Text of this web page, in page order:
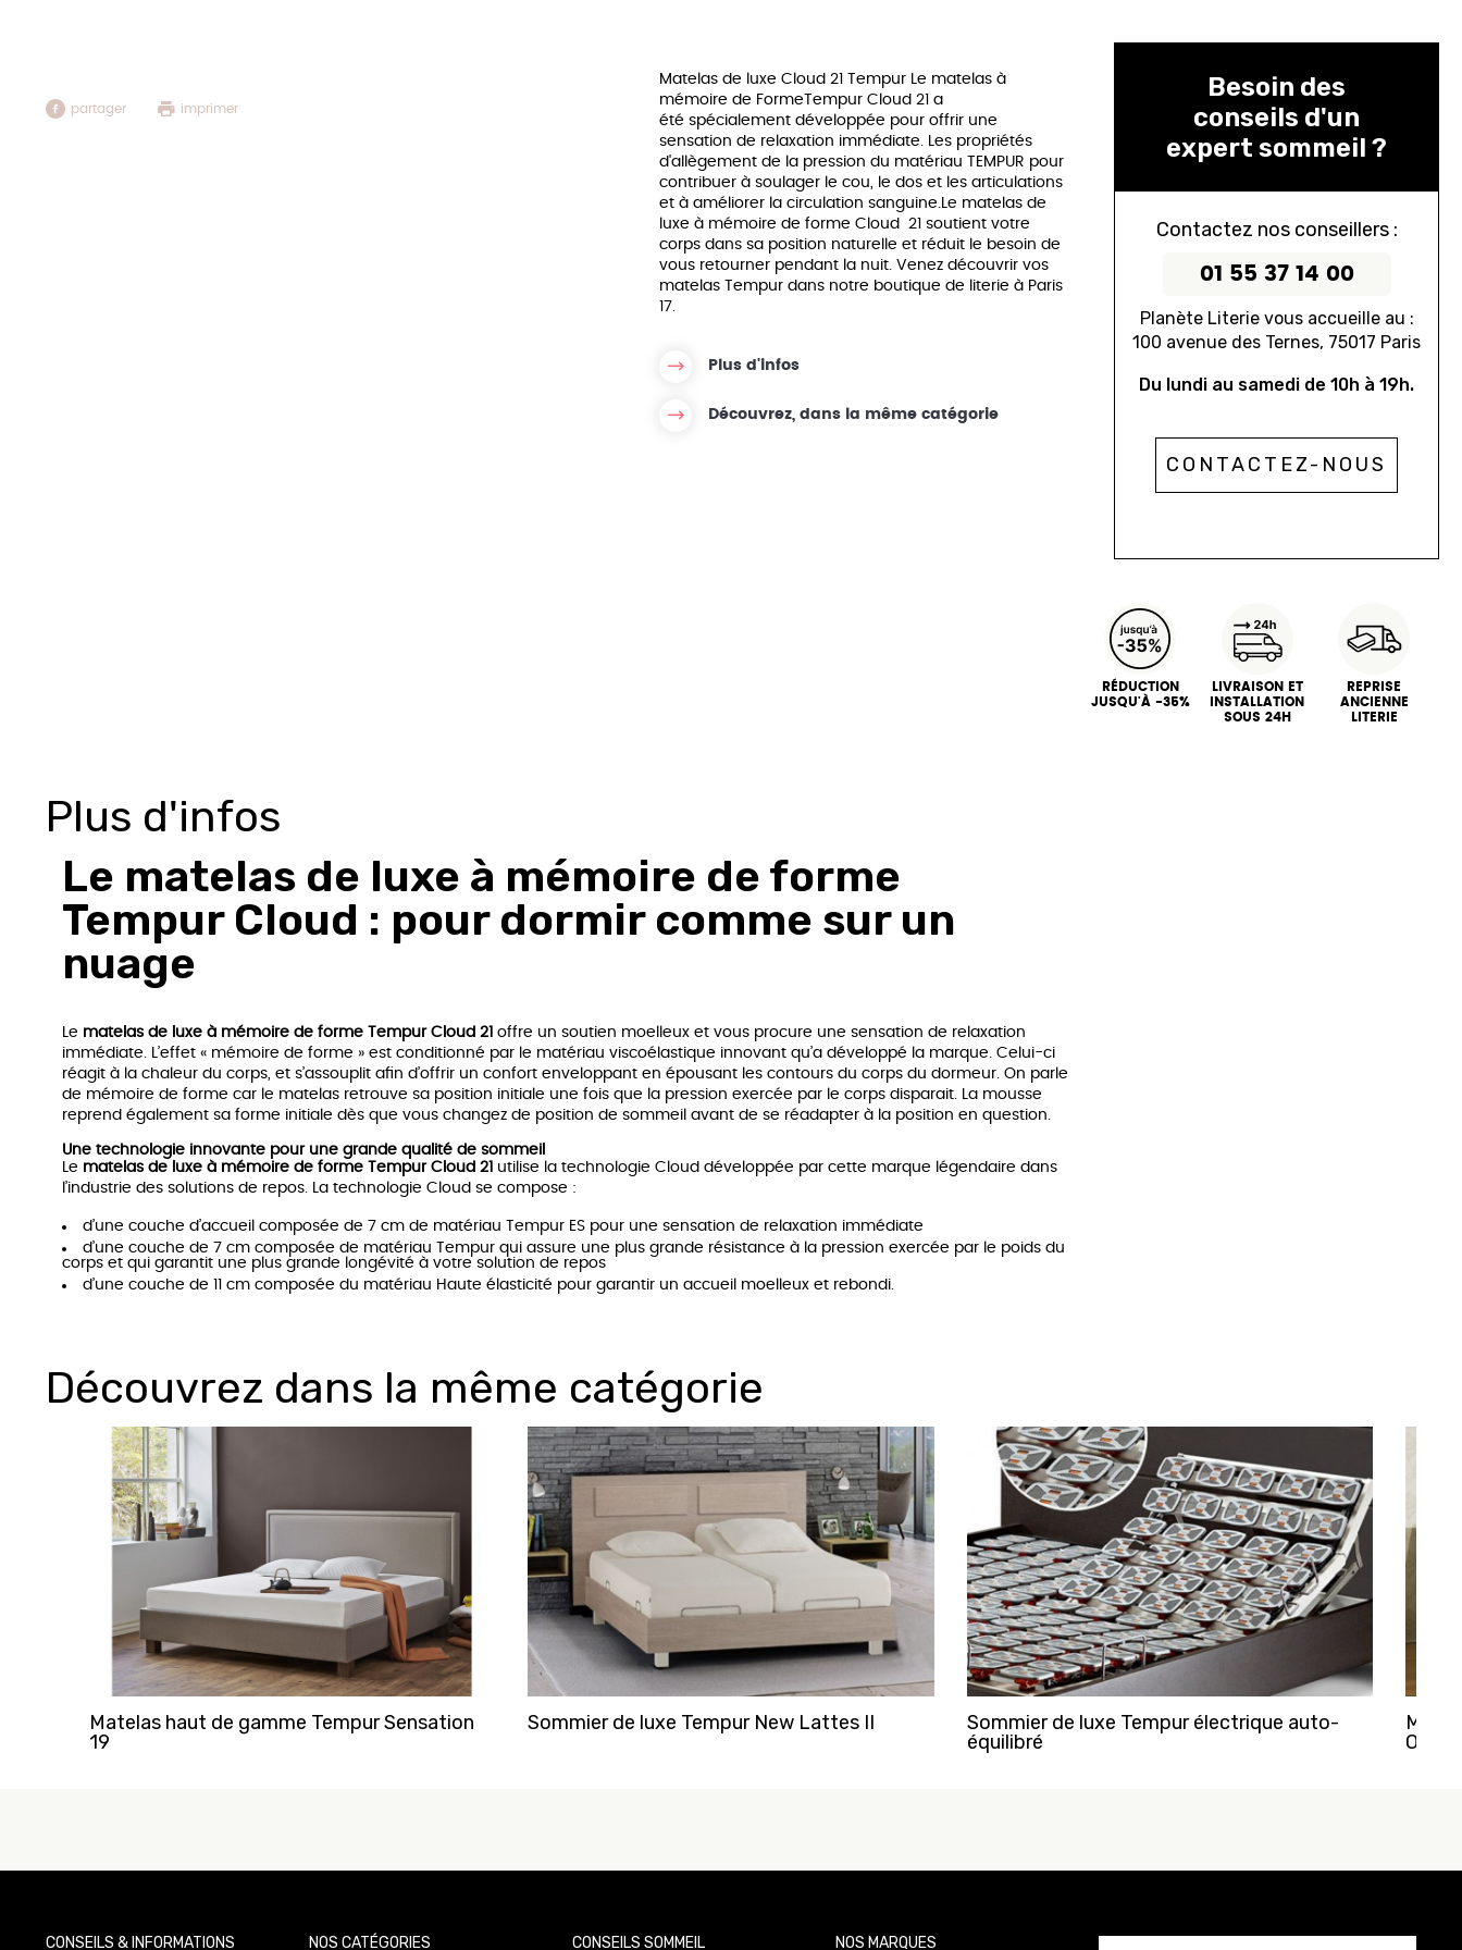
Protège matelas
Linge de Maison
Table de Chevets
partager imprimer
Matelas de luxe Cloud 21 Tempur Le matelas à
mémoire de FormeTempur Cloud 21 a
été spécialement développée pour offrir une
sensation de relaxation immédiate. Les propriétés
d'allègement de la pression du matériau TEMPUR pour
contribuer à soulager le cou, le dos et les articulations
et à améliorer la circulation sanguine.Le matelas de
luxe à mémoire de forme Cloud 21 soutient votre
corps dans sa position naturelle et réduit le besoin de
vous retourner pendant la nuit. Venez découvrir vos
matelas Tempur dans notre boutique de literie à Paris
17.
Plus d'infos
Découvrez, dans la même catégorie
Besoin des
conseils d'un
expert sommeil ?
Contactez nos conseillers :
01 55 37 14 00
Planète Literie vous accueille au :
100 avenue des Ternes, 75017 Paris
Du lundi au samedi de 10h à 19h.
CONTACTEZ-NOUS
RÉDUCTION
JUSQU'À -35%
LIVRAISON ET
INSTALLATION
SOUS 24H
REPRISE
ANCIENNE
LITERIE
Plus d'infos
Le matelas de luxe à mémoire de forme
Tempur Cloud : pour dormir comme sur un
nuage
Le matelas de luxe à mémoire de forme Tempur Cloud 21 offre un soutien moelleux et vous procure une sensation de relaxation
immédiate. L’effet « mémoire de forme » est conditionné par le matériau viscoélastique innovant qu’a développé la marque. Celui-ci
réagit à la chaleur du corps, et s’assouplit afin d’offrir un confort enveloppant en épousant les contours du corps du dormeur. On parle
de mémoire de forme car le matelas retrouve sa position initiale une fois que la pression exercée par le corps disparait. La mousse
reprend également sa forme initiale dès que vous changez de position de sommeil avant de se réadapter à la position en question.
Une technologie innovante pour une grande qualité de sommeil
Le matelas de luxe à mémoire de forme Tempur Cloud 21 utilise la technologie Cloud développée par cette marque légendaire dans
l’industrie des solutions de repos. La technologie Cloud se compose :
d’une couche d’accueil composée de 7 cm de matériau Tempur ES pour une sensation de relaxation immédiate
d’une couche de 7 cm composée de matériau Tempur qui assure une plus grande résistance à la pression exercée par le poids du
corps et qui garantit une plus grande longévité à votre solution de repos
d’une couche de 11 cm composée du matériau Haute élasticité pour garantir un accueil moelleux et rebondi.
Découvrez dans la même catégorie
Matelas haut de gamme Tempur Sensation
19
Sommier de luxe Tempur New Lattes II
Sommier de luxe Tempur électrique auto-
équilibré
CONSEILS & INFORMATIONS NOS CATÉGORIES CONSEILS SOMMEIL NOS MARQUES